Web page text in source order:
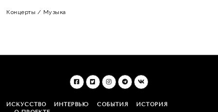
Концерты / Музыка
ИСКУССТВО ИНТЕРВЬЮ СОБЫТИЯ
ИСТОРИЯ